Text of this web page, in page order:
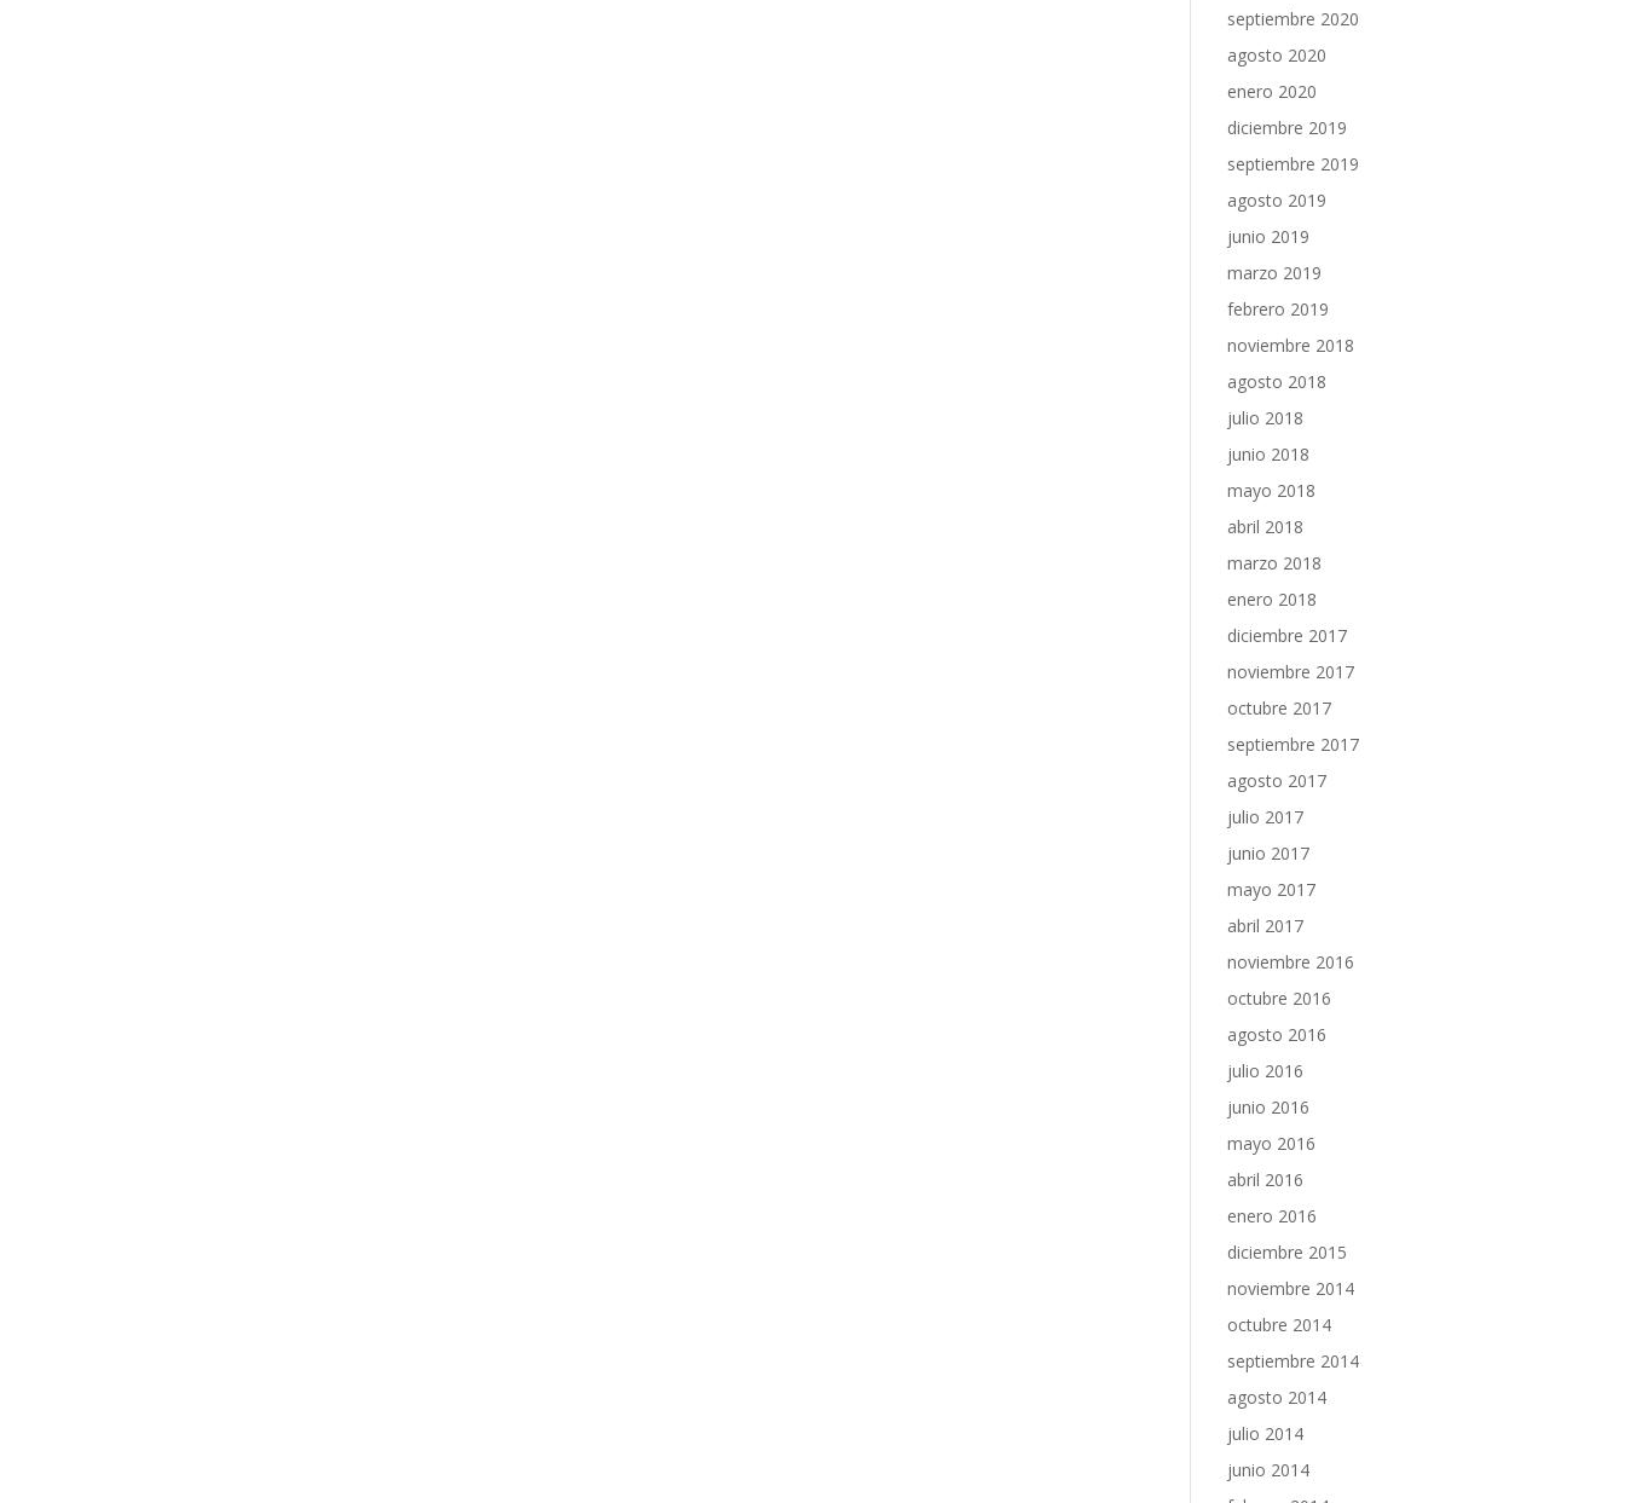
septiembre 2020
agosto 2020
enero 2020
diciembre 2019
septiembre 2019
agosto 2019
junio 2019
marzo 2019
febrero 2019
noviembre 2018
agosto 2018
julio 2018
junio 2018
mayo 2018
abril 2018
marzo 2018
enero 2018
diciembre 2017
noviembre 2017
octubre 2017
septiembre 2017
agosto 2017
julio 2017
junio 2017
mayo 2017
abril 2017
noviembre 2016
octubre 2016
agosto 2016
julio 2016
junio 2016
mayo 2016
abril 2016
enero 2016
diciembre 2015
noviembre 2014
octubre 2014
septiembre 2014
agosto 2014
julio 2014
junio 2014